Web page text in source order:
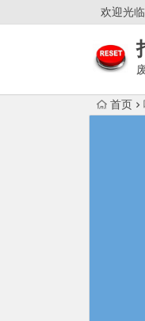
欢迎光
首页